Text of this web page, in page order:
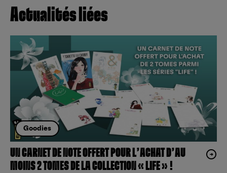
Actualités liées
Goodies
UN CARNET DE NOTE OFFERT POUR L’ACHAT D’AU
MOINS 2 TOMES DE LA COLLECTION « LIFE » !